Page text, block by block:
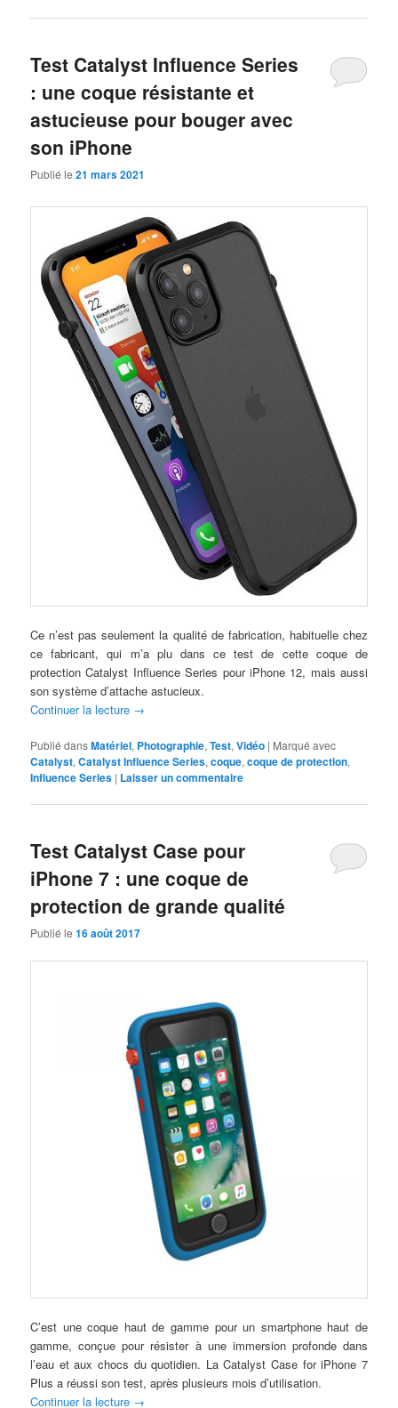
Test Catalyst Influence Series
: une coque résistante et
astucieuse pour bouger avec
son iPhone
Publié le21 mars 2021
Ce n’est pas seulement la qualité de fabrication, habituelle chez
ce fabricant, qui m’a plu dans ce test de cette coque de
protection Catalyst Influence Series pour iPhone 12, mais aussi
son système d’attache astucieux.
Continuer la lecture →
Publié dansMatériel, Photographie,Test,Vidéo | Marqué avec
Catalyst,Catalyst Influence Series,coque,coque de protection,
Influence Series | Laisser un commentaire
Test Catalyst Case pour
iPhone 7 : une coque de
protection de grande qualité
Publié le16 août 2017
C’est une coque haut de gamme pour un smartphone haut de
gamme, conçue pour résister à une immersion profonde dans
l’eau et aux chocs du quotidien. La Catalyst Case for iPhone 7
Plus a réussi son test, après plusieurs mois d’utilisation.
Continuer la lecture →